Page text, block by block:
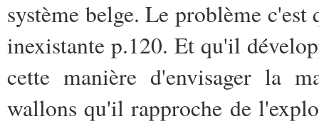
système belge. Le problème
inexistante p.120. Et qu'il
cette manière d'envisager la
wallons qu'il rapproche de